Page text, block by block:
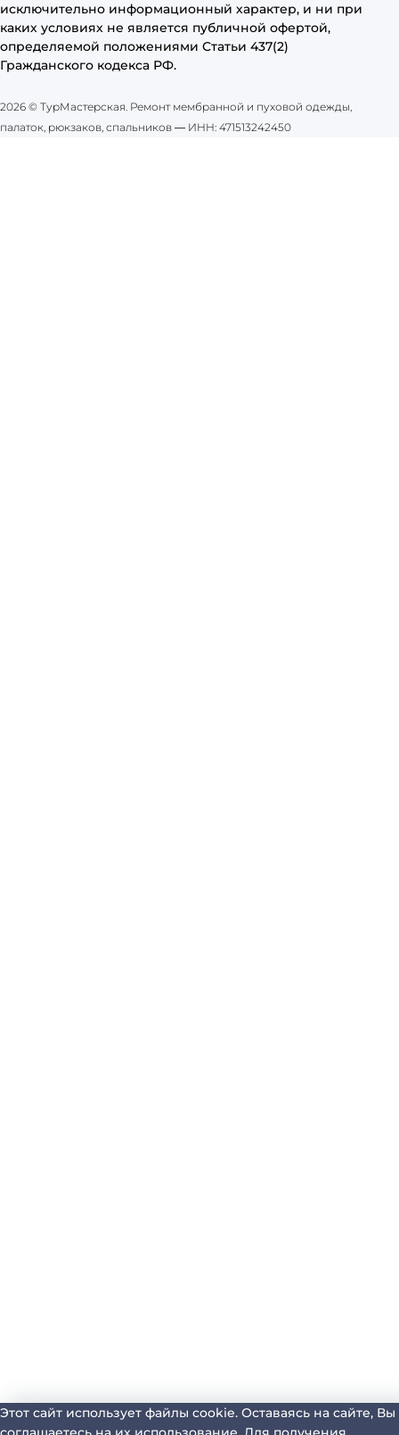
исключительно информационный характер, и ни при
каких условиях не является публичной офертой,
определяемой положениями Статьи 437(2)
Гражданского кодекса РФ.
2026 © ТурМастерская. Ремонт мембранной и пуховой одежды,
палаток, рюкзаков, спальников — ИНН: 471513242450
Этот сайт использует файлы cookie. Оставаясь на сайте, Вы